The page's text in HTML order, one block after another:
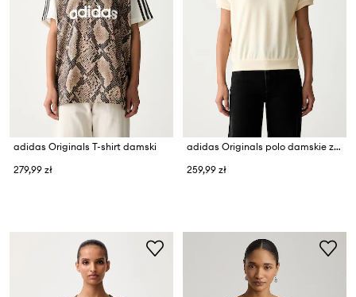
adidas Originals T-shirt damski
279,99 zł
adidas Originals polo damskie z bawełną
259,99 zł